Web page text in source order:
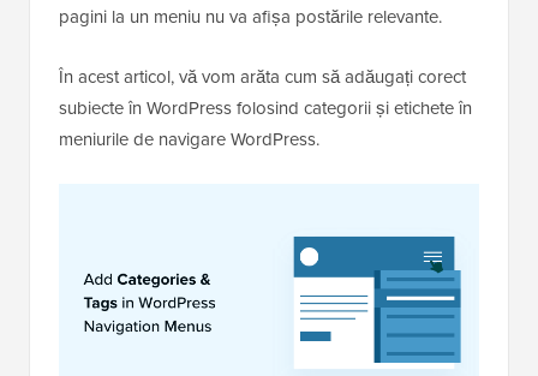
pagini la un meniu nu va afișa postările relevante.
În acest articol, vă vom arăta cum să adăugați corect
subiecte în WordPress folosind categorii și etichete în
meniurile de navigare WordPress.